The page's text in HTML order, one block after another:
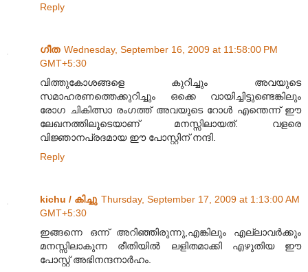
Reply
ഗീത Wednesday, September 16, 2009 at 11:58:00 PM
GMT+5:30
വിത്തുകോശങ്ങളെ കുറിച്ചും അവയുടെ
സമാഹരണത്തെക്കുറിച്ചും ഒക്കെ വായിച്ചിട്ടുണ്ടെങ്കിലും
രോഗ ചികിത്സാ രംഗത്ത് അവയുടെ റോള്‍ എന്തെന്ന് ഈ
ലേഖനത്തിലൂടെയാണ് മനസ്സിലായത്. വളരെ
വിജ്ഞാനപ്രദമായ ഈ പോസ്റ്റിന് നന്ദി.
Reply
kichu / കിച്ചു Thursday, September 17, 2009 at 1:13:00 AM
GMT+5:30
ഇങ്ങന്നെ ഒന്ന് അറിഞ്ഞിരുന്നു,എങ്കിലും എല്ലാവര്‍ക്കും
മനസ്സിലാകുന്ന രീതിയില്‍ ലളിതമാക്കി എഴുതിയ ഈ
പോസ്റ്റ് അഭിനന്ദനാര്‍ഹം.